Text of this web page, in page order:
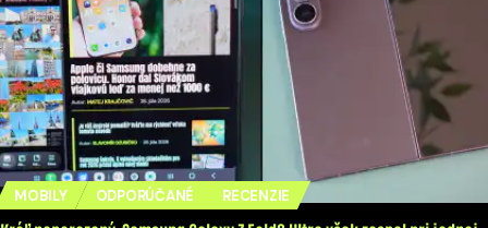
MOBILY ODPORÚČANÉ RECENZIE